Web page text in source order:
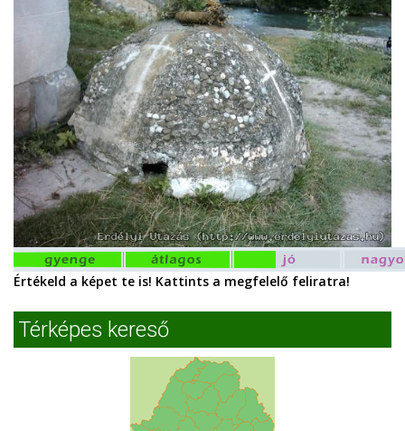
Értékeld a képet te is! Kattints a megfelelő feliratra!
Térképes kereső